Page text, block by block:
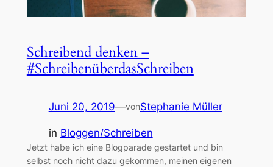
Schreibend denken –
#SchreibenüberdasSchreiben
Juni 20, 2019—vonStephanie Müller
in Bloggen/Schreiben
Jetzt habe ich eine Blogparade gestartet und bin
selbst noch nicht dazu gekommen, meinen eigenen